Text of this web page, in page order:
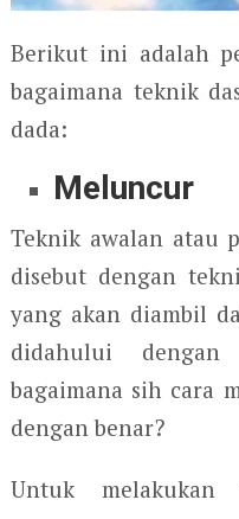
Berikut ini adalah
bagaimana teknik
dada:
Meluncur
Teknik awalan atau
disebut dengan
yang akan diambil
didahului
bagaimana sih cara
dengan benar?
Untuk